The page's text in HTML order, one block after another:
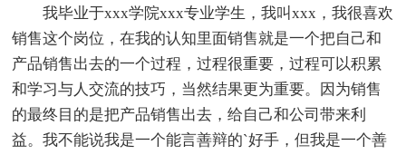
我毕业于xxx学院xxx专业学生，我叫xxx，我很喜欢
销售这个岗位，在我的认知里面销售就是一个把自己和
产品销售出去的一个过程，过程很重要，过程可以积累
和学习与人交流的技巧，当然结果更为重要。因为销售
的最终目的是把产品销售出去，给自己和公司带来利
益。我不能说我是一个能言善辩的`好手，但我是一个善